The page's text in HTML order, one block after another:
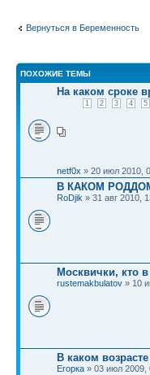
Вернуться в Беременность
ПОХОЖИЕ ТЕМЫ
На каком сроке
1 2 3 4 5
netf0x » 20 июл 2010,
В КАКОМ
RoDjik » 31 авг 2010,
Москвички, кто
rustemakbulatov » 10
В каком
Егорка » 03 июл 2009,